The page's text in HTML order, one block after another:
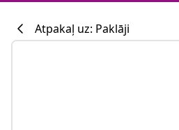
Atpakaļ uz: Paklāji